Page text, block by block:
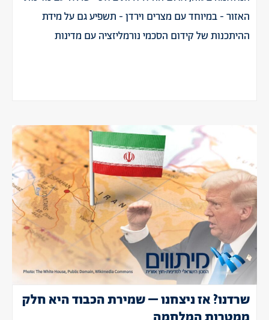
האזור - במיוחד עם מצרים וירדן - תשפיע גם על מידת
ההיתכנות של קידום הסכמי נורמליזציה עם מדינות
שרדנו? אז ניצחנו – שמירת הכבוד היא חלק